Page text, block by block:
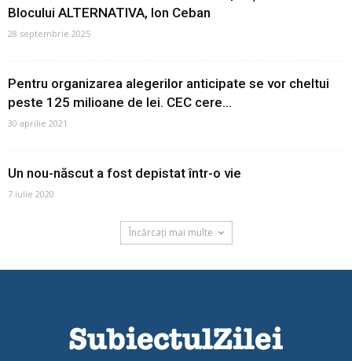
Blocului ALTERNATIVA, Ion Ceban
28 septembrie 2025
Pentru organizarea alegerilor anticipate se vor cheltui
peste 125 milioane de lei. CEC cere...
30 aprilie 2021
Un nou-născut a fost depistat într-o vie
7 iulie 2020
Încărcați mai multe